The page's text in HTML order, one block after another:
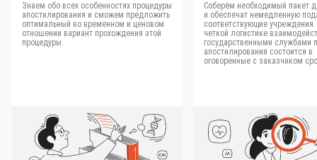
Знаем обо всех особенностях процедуры
апостилирования и сможем предложить
оптимальный во временном и ценовом
отношении вариант прохождения этой
процедуры.
Соберём необходимый пакет
и обеспечат немедленную
соответствующие
четкой логистике
государственными службами
апостилирования состоится в
оговоренные с заказчиком